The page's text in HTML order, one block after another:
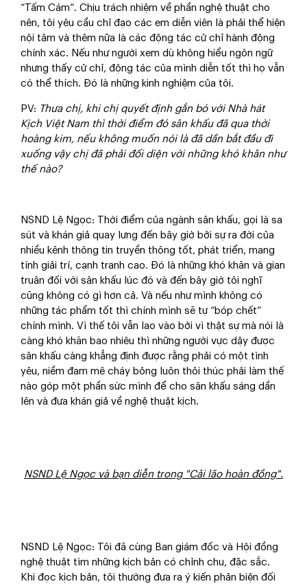
“Tấm Cám”. Chịu trách nhiệm về phần nghệ thuật cho
nên, tôi yêu cầu chỉ đạo các em diễn viên là phải thể hiện
nội tâm và thêm nữa là các động tác cử chỉ hành động
chính xác. Nếu như người xem dù không hiểu ngôn ngữ
nhưng thấy cử chỉ, động tác của mình diễn tốt thì họ vẫn
có thể thích. Đó là những kinh nghiệm của tôi.
PV: Thưa chị, khi chị quyết định gắn bó với Nhà hát
Kịch Việt Nam thì thời điểm đó sân khấu đã qua thời
hoàng kim, nếu không muốn nói là đã dần bắt đầu đi
xuống vậy chị đã phải đối diện với những khó khăn như
thế nào?
NSND Lệ Ngọc: Thời điểm của ngành sân khấu, gọi là sa
sút và khán giả quay lưng đến bây giờ bởi sự ra đời của
nhiều kênh thông tin truyền thông tốt, phát triển, mang
tính giải trí, cạnh tranh cao. Đó là những khó khăn và gian
truân đối với sân khấu lúc đó và đến bây giờ tôi nghĩ
cũng không có gì hơn cả. Và nếu như mình không có
những tác phẩm tốt thì chính mình sẽ tự “bóp chết”
chính mình. Vì thế tôi vẫn lao vào bởi vì thật sự mà nói là
càng khó khăn bao nhiêu thì những người vực dậy được
sân khấu càng khẳng định được rằng phải có một tình
yêu, niềm đam mê cháy bỏng luôn thôi thúc phải làm thế
nào góp một phần sức mình để cho sân khấu sáng dần
lên và đưa khán giả về nghệ thuật kịch.
NSND Lệ Ngọc và bạn diễn trong "Cải lão hoàn đồng".
NSND Lệ Ngọc: Tôi đã cùng Ban giám đốc và Hội đồng
nghệ thuật tìm những kịch bản có chỉnh chu, đặc sắc.
Khi đọc kịch bản, tôi thường đưa ra ý kiến phản biện đối